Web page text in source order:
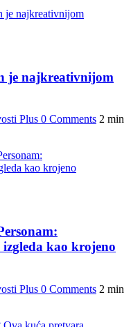
je najkreativnijom
Plus 0 Comments 2 min
kao krojeno
Plus 0 Comments 2 min